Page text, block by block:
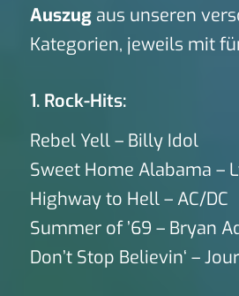
Auszugaus unseren
Kategorien, jeweils mit
1. Rock-Hits:
Rebel Yell – Billy Idol
Sweet Home Alabama –
Highway to Hell – AC/DC
Summer of ’69 – Bryan
Don’t Stop Believin‘ –